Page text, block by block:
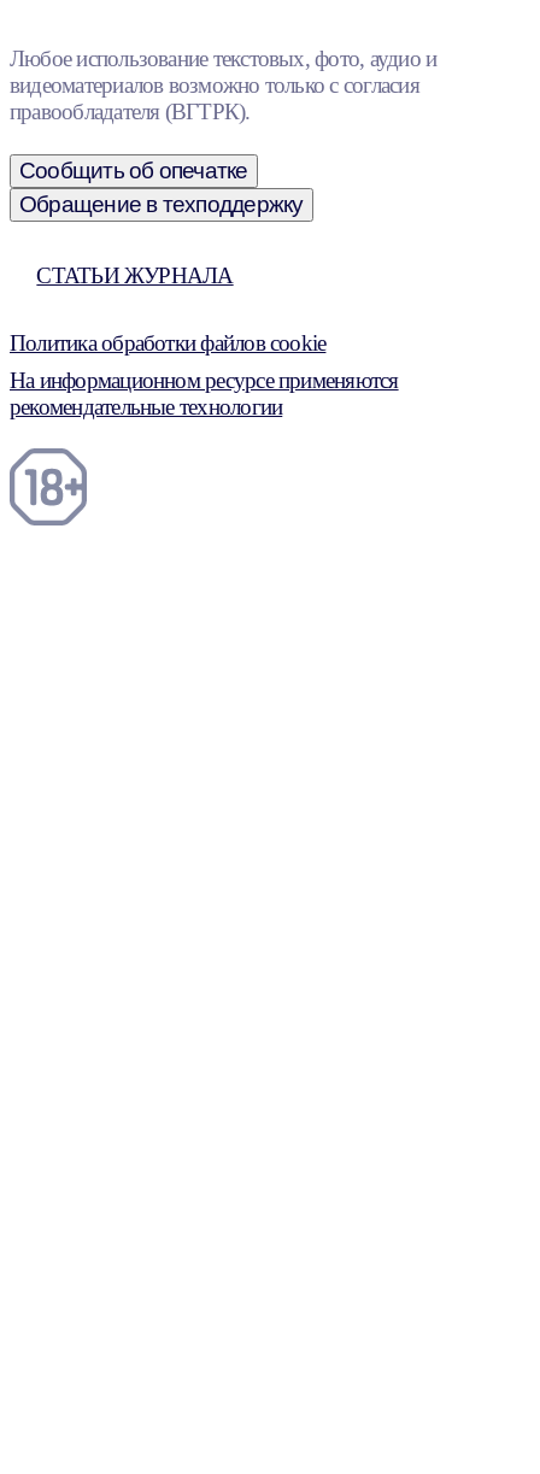
Любое использование текстовых, фото, аудио и
видеоматериалов возможно только с согласия
правообладателя (ВГТРК).
Сообщить об опечатке
Обращение в техподдержку
СТАТЬИ ЖУРНАЛА
Политика обработки файлов cookie
На информационном ресурсе применяются
рекомендательные технологии